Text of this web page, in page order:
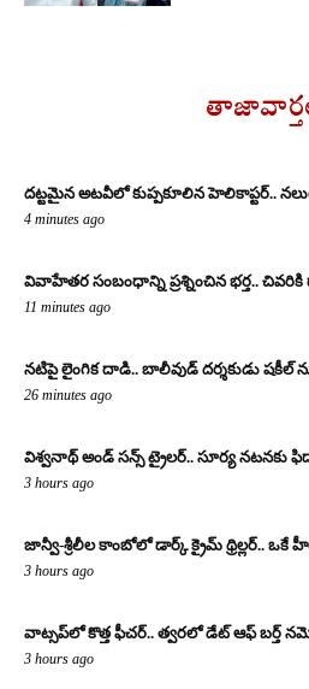
దట్టమైన అటవీలో కుప్పకూలిన హెలికాప్టర్..
4 minutes ago
వివాహేతర సంబంధాన్ని ప్రశ్నించిన భర్త..
11 minutes ago
నటిపై లైంగిక దాడి.. బాలీవుడ్ దర్శకుడు షకీల్
26 minutes ago
విశ్వనాథ్ అండ్ సన్స్ ట్రైలర్.. సూర్య నటనకు
3 hours ago
జాన్వీ-శ్రీలీల కాంబోలో డార్క్ క్రైమ్ థ్రిల్లర్.. ఒకే
3 hours ago
వాట్సప్‌లో కొత్త ఫీచర్.. త్వరలో డేట్ ఆఫ్ బర్త్
3 hours ago